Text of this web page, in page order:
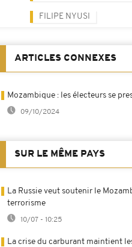
FILIPE NYUSI
ARTICLES CONNEXES
Mozambique : les électeurs se
09/10/2024
SUR LE MÊME PAYS
La Russie veut soutenir le
terrorisme
10/07 - 10:25
La crise du carburant maintient